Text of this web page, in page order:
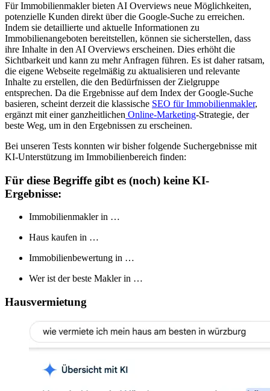
Für Immobilienmakler bieten AI Overviews neue Möglichkeiten,
potenzielle Kunden direkt über die Google-Suche zu erreichen.
Indem sie detaillierte und aktuelle Informationen zu
Immobilienangeboten bereitstellen, können sie sicherstellen, dass
ihre Inhalte in den AI Overviews erscheinen. Dies erhöht die
Sichtbarkeit und kann zu mehr Anfragen führen. Es ist daher ratsam,
die eigene Webseite regelmäßig zu aktualisieren und relevante
Inhalte zu erstellen, die den Bedürfnissen der Zielgruppe
entsprechen.​ Da die Ergebnisse auf dem Index der Google-Suche
basieren, scheint derzeit die klassische SEO für Immobilienmakler,
ergänzt mit einer ganzheitlichen Online-Marketing-Strategie, der
beste Weg, um in den Ergebnissen zu erscheinen.
Bei unseren Tests konnten wir bisher folgende Suchergebnisse mit
KI-Unterstützung im Immobilienbereich finden:
Für diese Begriffe gibt es (noch) keine KI-
Ergebnisse:
Immobilienmakler in …
Haus kaufen in …
Immobilienbewertung in …
Wer ist der beste Makler in …
Hausvermietung